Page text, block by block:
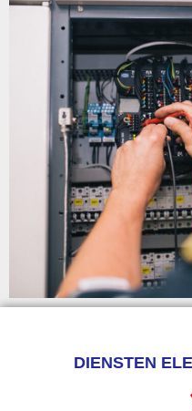
DIENSTEN